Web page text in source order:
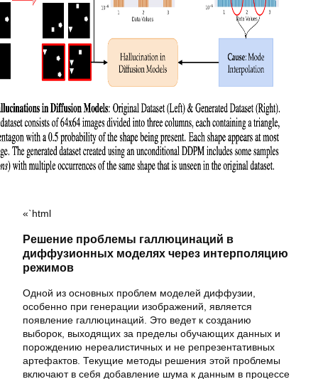
«`html
Решение проблемы галлюцинаций в
диффузионных моделях через интерполяцию
режимов
Одной из основных проблем моделей диффузии,
особенно при генерации изображений, является
появление галлюцинаций. Это ведет к созданию
выборок, выходящих за пределы обучающих данных и
порождению нереалистичных и не репрезентативных
артефактов. Текущие методы решения этой проблемы
включают в себя добавление шума к данным в процессе